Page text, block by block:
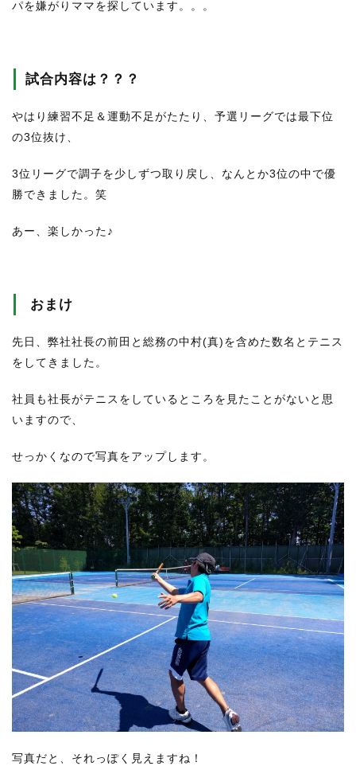
パを嫌がりママを探しています。。。
試合内容は？？？
やはり練習不足＆運動不足がたたり、予選リーグでは最下位
の3位抜け、
3位リーグで調子を少しずつ取り戻し、なんとか3位の中で優
勝できました。笑
あー、楽しかった♪
おまけ
先日、弊社社長の前田と総務の中村(真)を含めた数名とテニス
をしてきました。
社員も社長がテニスをしているところを見たことがないと思
いますので、
せっかくなので写真をアップします。
写真だと、それっぽく見えますね！